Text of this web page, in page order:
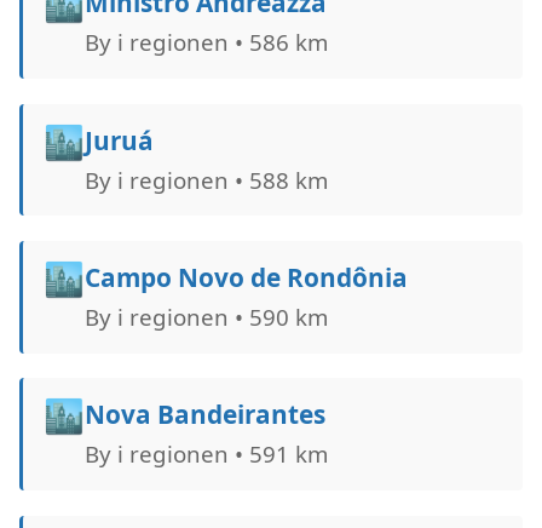
By i regionen • 586 km
🏙️Juruá
By i regionen • 588 km
🏙️Campo Novo de Rondônia
By i regionen • 590 km
🏙️Nova Bandeirantes
By i regionen • 591 km